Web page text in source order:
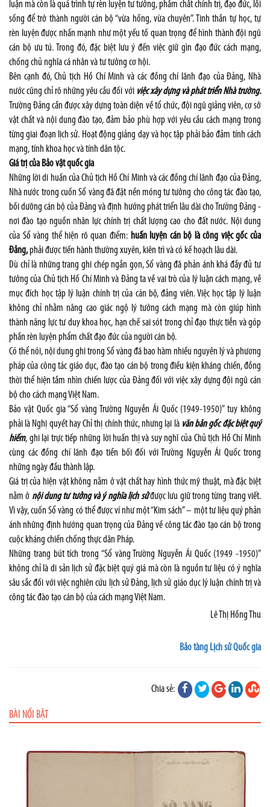
luận mà còn là quá trình tự rèn luyện tư tưởng, phẩm chất chính trị, đạo đức, lối
sống để trở thành người cán bộ “vừa hồng, vừa chuyên”. Tinh thần tự học, tự
rèn luyện được nhấn mạnh như một yếu tố quan trọng để hình thành đội ngũ
cán bộ ưu tú. Trong đó, đặc biệt lưu ý đến việc giữ gìn đạo đức cách mạng,
chống chủ nghĩa cá nhân và tư tưởng cơ hội.
Bên cạnh đó, Chủ tịch Hồ Chí Minh và các đồng chí lãnh đạo của Đảng, Nhà
nước cũng chỉ rõ những yêu cầu đối với việc xây dựng và phát triển Nhà trường.
Trường Đảng cần được xây dựng toàn diện về tổ chức, đội ngũ giảng viên, cơ sở
vật chất và nội dung đào tạo, đảm bảo phù hợp với yêu cầu cách mạng trong
từng giai đoạn lịch sử. Hoạt động giảng dạy và học tập phải bảo đảm tính cách
mạng, tính khoa học và tính dân tộc.
Giá trị của Bảo vật quốc gia
Những lời di huấn của Chủ tịch Hồ Chí Minh và các đồng chí lãnh đạo của Đảng,
Nhà nước trong cuốn Sổ vàng đã đặt nền móng tư tưởng cho công tác đào tạo,
bồi dưỡng cán bộ của Đảng và định hướng phát triển lâu dài cho Trường Đảng -
nơi đào tạo nguồn nhân lực chính trị chất lượng cao cho đất nước. Nội dung
của Sổ vàng thể hiện rõ quan điểm: huấn luyện cán bộ là công việc gốc của
Đảng,phải được tiến hành thường xuyên, kiên trì và có kế hoạch lâu dài.
Dù chỉ là những trang ghi chép ngắn gọn, Sổ vàng đã phản ánh khá đầy đủ tư
tưởng của Chủ tịch Hồ Chí Minh và Đảng ta về vai trò của lý luận cách mạng, về
mục đích học tập lý luận chính trị của cán bộ, đảng viên. Việc học tập lý luận
không chỉ nhằm nâng cao giác ngộ lý tưởng cách mạng mà còn giúp hình
thành năng lực tư duy khoa học, hạn chế sai sót trong chỉ đạo thực tiễn và góp
phần rèn luyện phẩm chất đạo đức của người cán bộ.
Có thể nói, nội dung ghi trong Sổ vàng đã bao hàm nhiều nguyên lý và phương
pháp của công tác giáo dục, đào tạo cán bộ trong điều kiện kháng chiến, đồng
thời thể hiện tầm nhìn chiến lược của Đảng đối với việc xây dựng đội ngũ cán
bộ cho cách mạng Việt Nam.
Bảo vật Quốc gia “Sổ vàng Trường Nguyễn Ái Quốc (1949-1950)” tuy không
phải là Nghị quyết hay Chỉ thị chính thức, nhưng lại là văn bản gốc đặc biệt quý
hiếm, ghi lại trực tiếp những lời huấn thị và suy nghĩ của Chủ tịch Hồ Chí Minh
cùng các đồng chí lãnh đạo tiền bối đối với Trường Nguyễn Ái Quốc trong
những ngày đầu thành lập.
Giá trị của hiện vật không nằm ở vật chất hay hình thức mỹ thuật, mà đặc biệt
nằm ở nội dung tư tưởng và ý nghĩa lịch sửđược lưu giữ trong từng trang viết.
Vì vậy, cuốn Sổ vàng có thể được ví như một “Kim sách” – một tư liệu quý phản
ánh những định hướng quan trọng của Đảng về công tác đào tạo cán bộ trong
cuộc kháng chiến chống thực dân Pháp.
Những trang bút tích trong “Sổ vàng Trường Nguyễn Ái Quốc (1949 -1950)”
không chỉ là di sản lịch sử đặc biệt quý giá mà còn là nguồn tư liệu có ý nghĩa
sâu sắc đối với việc nghiên cứu lịch sử Đảng, lịch sử giáo dục lý luận chính trị và
công tác đào tạo cán bộ của cách mạng Việt Nam.
Lê Thị Hồng Thu
Bảo tàng Lịch sử Quốc gia
Chia sẻ:
BÀI NỔI BẬT